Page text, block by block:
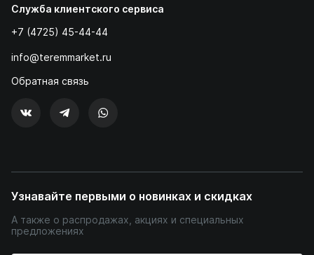
Служба клиентского сервиса
+7 (4725) 45-44-44
info@teremmarket.ru
Обратная связь
Узнавайте первыми о новинках и скидках
А также о распродажах, акциях и специальных
предложениях